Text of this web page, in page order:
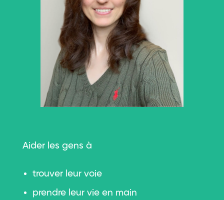
Aider les gens à
trouver leur voie
prendre leur vie en main